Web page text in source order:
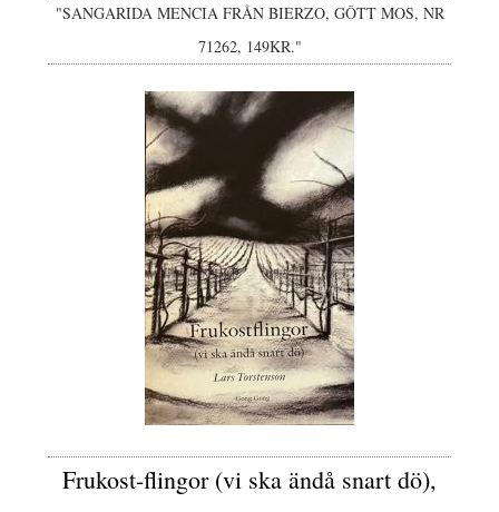
"SANGARIDA MENCIA FRÅN BIERZO, GÔTT MOS, NR
71262, 149KR."
Frukost-flingor (vi ska ändå snart dö),